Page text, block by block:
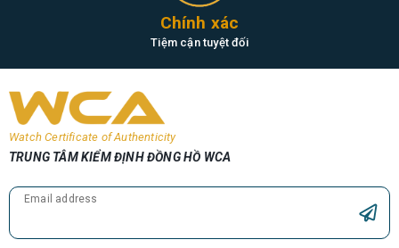
Chính xác
Tiệm cận tuyệt đối
Watch Certificate of Authenticity
TRUNG TÂM KIỂM ĐỊNH ĐỒNG HỒ WCA
Email address